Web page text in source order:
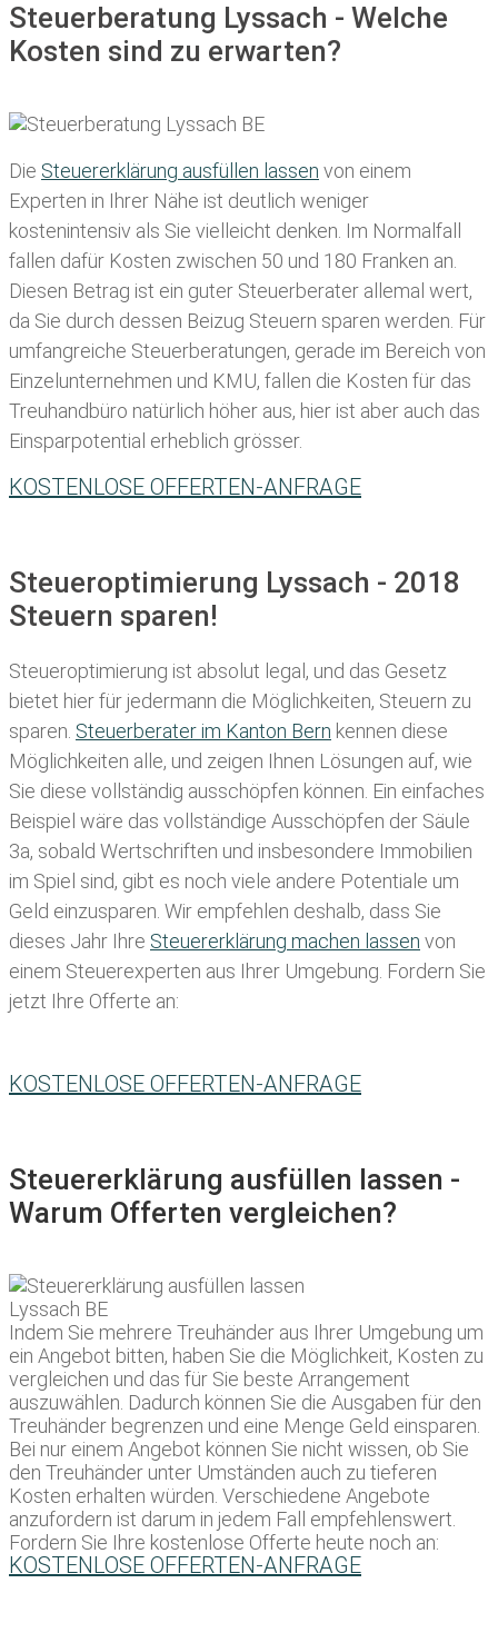
Steuerberatung Lyssach - Welche
Kosten sind zu erwarten?
Die Steuererklärung ausfüllen lassen von einem
Experten in Ihrer Nähe ist deutlich weniger
kostenintensiv als Sie vielleicht denken. Im Normalfall
fallen dafür Kosten zwischen 50 und 180 Franken an.
Diesen Betrag ist ein guter Steuerberater allemal wert,
da Sie durch dessen Beizug Steuern sparen werden. Für
umfangreiche Steuerberatungen, gerade im Bereich von
Einzelunternehmen und KMU, fallen die Kosten für das
Treuhandbüro natürlich höher aus, hier ist aber auch das
Einsparpotential erheblich grösser.
KOSTENLOSE OFFERTEN-ANFRAGE
Steueroptimierung Lyssach - 2018
Steuern sparen!
Steueroptimierung ist absolut legal, und das Gesetz
bietet hier für jedermann die Möglichkeiten, Steuern zu
sparen. Steuerberater im K anton Bern kennen diese
Möglichkeiten alle, und zeigen Ihnen Lösungen auf, wie
Sie diese vollständig ausschöpfen können. Ein einfaches
Beispiel wäre das vollständige Ausschöpfen der Säule
3a, sobald Wertschriften und insbesondere Immobilien
im Spiel sind, gibt es noch viele andere Potentiale um
Geld einzusparen. Wir empfehlen deshalb, dass Sie
dieses Jahr Ihre Steuererklärung machen lassen von
einem Steuerexperten aus Ihrer Umgebung. Fordern Sie
jetzt Ihre Offerte an:
KOSTENLOSE OFFERTEN-ANFRAGE
Steuererklärung ausfüllen lassen -
Warum Offerten vergleichen?
Indem Sie mehrere Treuhänder aus Ihrer Umgebung um
ein Angebot bitten, haben Sie die Möglichkeit, Kosten zu
vergleichen und das für Sie beste Arrangement
auszuwählen. Dadurch können Sie die Ausgaben für den
Treuhänder begrenzen und eine Menge Geld einsparen.
Bei nur einem Angebot können Sie nicht wissen, ob Sie
den Treuhänder unter Umständen auch zu tieferen
Kosten erhalten würden. Verschiedene Angebote
anzufordern ist darum in jedem Fall empfehlenswert.
Fordern Sie Ihre kostenlose Offerte heute noch an:
KOSTENLOSE OFFERTEN-ANFRAGE